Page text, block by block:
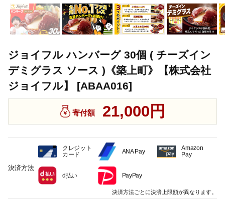
ジョイフル ハンバーグ 30個 ( チーズイン
デミグラス ソース )《築上町》【株式会社
ジョイフル】 [ABAA016]
寄付額 21,000円
決済方法
クレジット
カード
ANA Pay
Amazon
Pay
d払い PayPay
決済方法ごとに決済上限額が異なります。